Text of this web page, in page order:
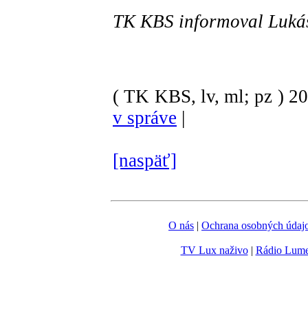
TK KBS informoval
( TK KBS, lv, ml; pz )
v správe |
[naspäť]
O nás | Ochrana osobných
TV Lux naživo| Rádio